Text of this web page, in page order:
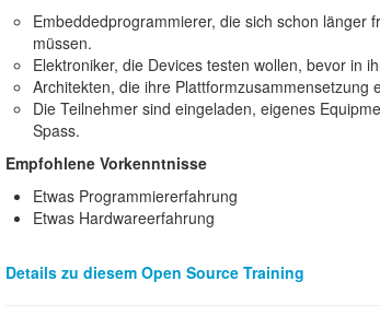
Embeddedprogrammierer, die sich schon länger
müssen.
Elektroniker, die Devices testen wollen, bevor in
Architekten, die ihre Plattformzusammensetzung
Die Teilnehmer sind eingeladen, eigenes
Spass.
Empfohlene Vorkenntnisse
Etwas Programmiererfahrung
Etwas Hardwareerfahrung
Details zu diesem Open Source Training